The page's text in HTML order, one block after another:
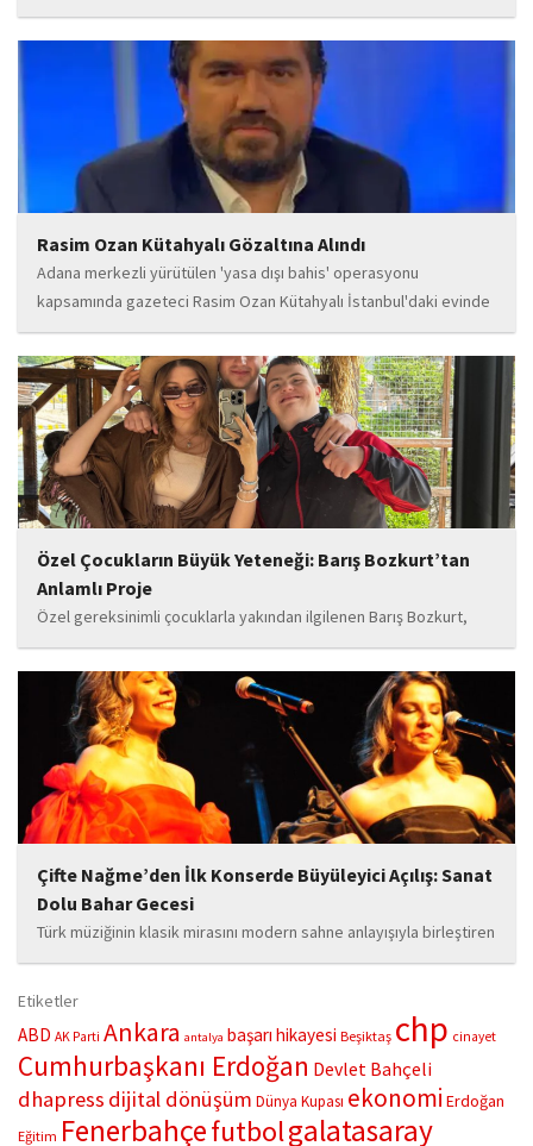
geceye damga vurdu. Takı markasıyla da dikkat çeken Kalaycı,
Wilma...
Rasim Ozan Kütahyalı Gözaltına Alındı
Adana merkezli yürütülen 'yasa dışı bahis' operasyonu
kapsamında gazeteci Rasim Ozan Kütahyalı İstanbul'daki evinde
gözaltına alındı.
Özel Çocukların Büyük Yeteneği: Barış Bozkurt’tan
Anlamlı Proje
Özel gereksinimli çocuklarla yakından ilgilenen Barış Bozkurt,
hayata geçirdiği örnek çalışma ile hem eğitim camiasının hem de
toplumun dikkatini çekiyor. “Hayatta yaşattığın mutluluk en güzel
hediyedir” anlayışıyla yola çıkan Bozkurt,...
Çifte Nağme’den İlk Konserde Büyüleyici Açılış: Sanat
Dolu Bahar Gecesi
Türk müziğinin klasik mirasını modern sahne anlayışıyla birleştiren
“Çifte Nağme” projesi, ilk konserini İstanbul Ataşehir’de bulunan
buluşturdu. Yoğun katılımla gerçekleşen gece, müzikal çeşitlilik
ve...
Etiketler
ABD AK Parti Ankara antalya başarı hikayesi Beşiktaş chp cinayet
Cumhurbaşkanı Erdoğan Devlet Bahçeli
dhapress dijital dönüşüm Dünya Kupası ekonomi Erdoğan
Eğitim Fenerbahçefutbolgalatasaray